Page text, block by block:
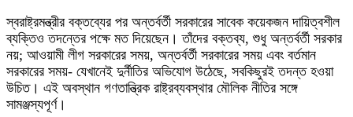
স্বরাষ্ট্রমন্ত্রীর বক্তব্যের পর অন্তর্বর্তী সরকারের সাবেক কয়েকজন দায়িত্বশীল
ব্যক্তিও তদন্তের পক্ষে মত দিয়েছেন। তাঁদের বক্তব্য, শুধু অন্তর্বর্তী সরকার
নয়; আওয়ামী লীগ সরকারের সময়, অন্তর্বর্তী সরকারের সময় এবং বর্তমান
সরকারের সময়- যেখানেই দুর্নীতির অভিযোগ উঠেছে, সবকিছুরই তদন্ত হওয়া
উচিত। এই অবস্থান গণতান্ত্রিক রাষ্ট্রব্যবস্থার মৌলিক নীতির সঙ্গে
সামঞ্জস্যপূর্ণ।